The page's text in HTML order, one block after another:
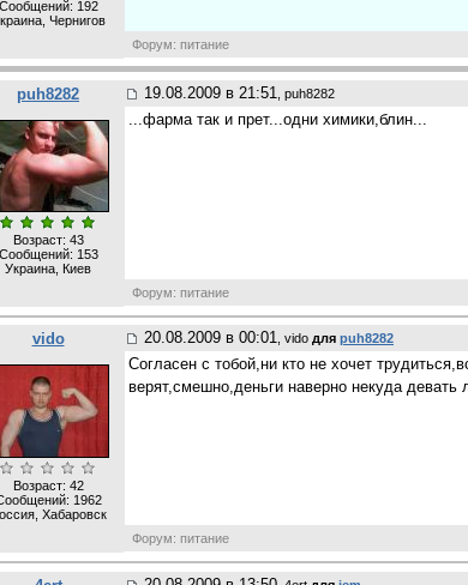
Сообщений: 192
Чернигов
Форум: питание
puh8282 19.08.2009 в 21:51 , puh8282
Возраст: 43
Сообщений: 153
Украина, Киев
...фарма так и прет...одни химики,блин...
Форум: питание
vido 20.08.2009 в 00:01 , vido для puh8282
Возраст: 42
1962
Хабаровск
Согласен с тобой,ни кто не хочет
верят,смешно,деньги наверно некуда
Форум: питание